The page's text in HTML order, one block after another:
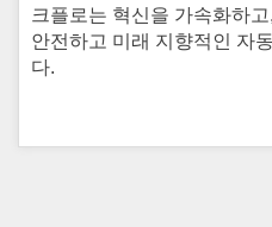
크플로는 혁신을 가속화하
안전하고 미래 지향적인 자
다.